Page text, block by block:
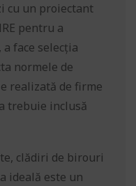
cu un proiectant
pentru a
face selecția
normele de
realizată de firme
trebuie inclusă
clădiri de birouri
ideală este un